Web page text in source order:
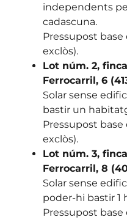
independents
cadascuna.
Pressupost base
exclòs).
Lot núm. 2,
Ferrocarril, 6
Solar sense
bastir un
Pressupost base
exclòs).
Lot núm. 3,
Ferrocarril, 8
Solar sense
poder-hi bastir 1
Pressupost base